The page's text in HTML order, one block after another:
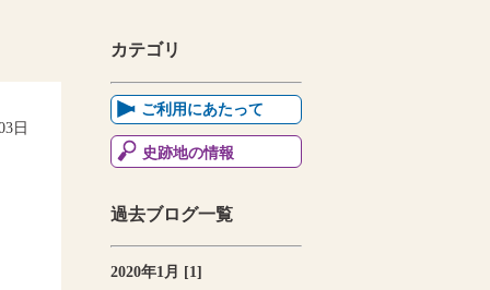
カテゴリ
ご利用にあたって
史跡地の情報
過去ブログ一覧
2020年1月 [1]
日